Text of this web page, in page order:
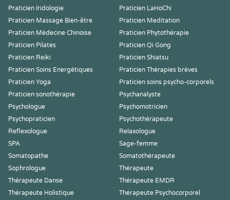
Praticien Iridologie
Praticien LaHoChi
Praticien Massage Bien-être
Praticien Meditation
Praticien Médecine Chinoise
Praticien Phytothérapie
Praticien Pilates
Praticien Qi Gong
Praticien Reiki
Praticien Shiatsu
Praticien Soins Energétiques
Praticien Thérapies brèves
Praticien Yoga
Praticien soins psycho-corporels
Praticien sonothérapie
Psychanalyste
Psychologue
Psychomotricien
Psychopraticien
Psychothérapeute
Reflexologue
Relaxologue
SPA
Sage-femme
Somatopathe
Somatothérapeute
Sophrologue
Thérapeute
Thérapeute Danse
Thérapeute EMDR
Thérapeute Holistique
Thérapeute Psychocorporel